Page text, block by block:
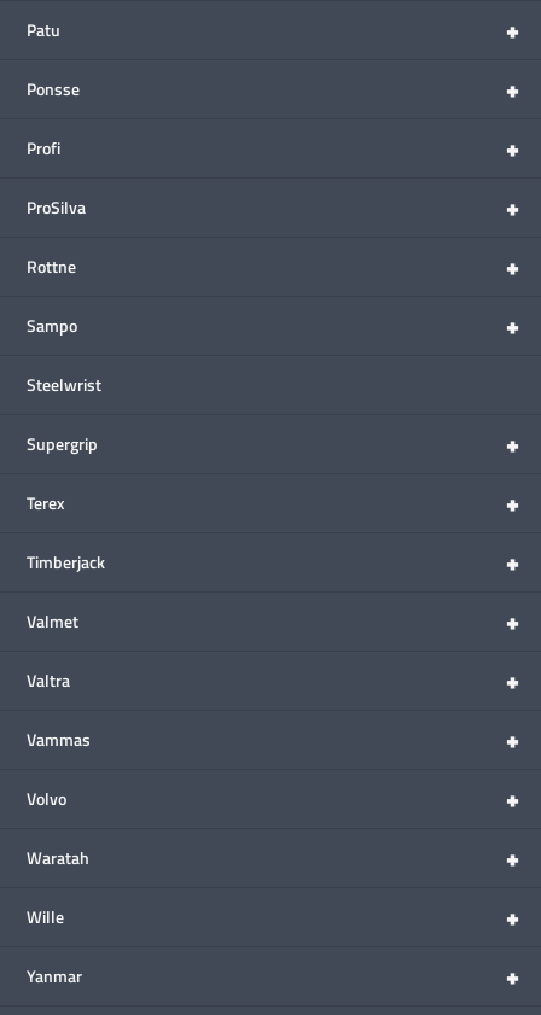
+
Patu
+
Ponsse
+
Profi
+
ProSilva
+
Rottne
+
Sampo
Steelwrist
+
Supergrip
+
Terex
+
Timberjack
+
Valmet
+
Valtra
+
Vammas
+
Volvo
+
Waratah
+
Wille
+
Yanmar